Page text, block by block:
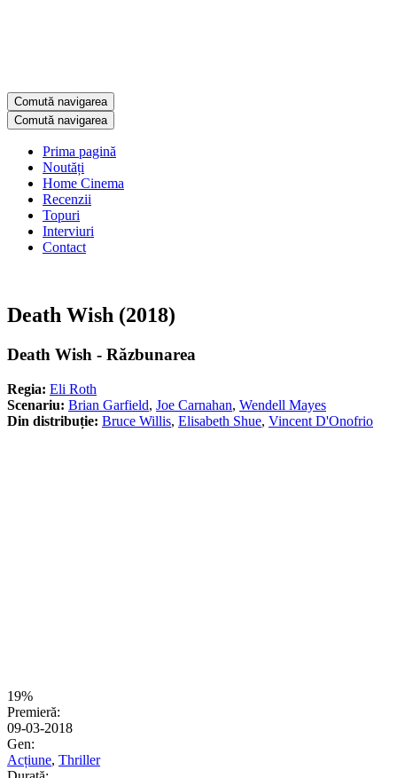
Comută navigarea
Comută navigarea
Prima pagină
Noutăți
Home Cinema
Recenzii
Topuri
Interviuri
Contact
Death Wish (2018)
Death Wish - Răzbunarea
Regia: Eli Roth
Scenariu: Brian Garfield, Joe Carnahan, Wendell Mayes
Din distribuție: Bruce Willis, Elisabeth Shue, Vincent D'Onofrio
19%
Premieră:
09-03-2018
Gen:
Acțiune, Thriller